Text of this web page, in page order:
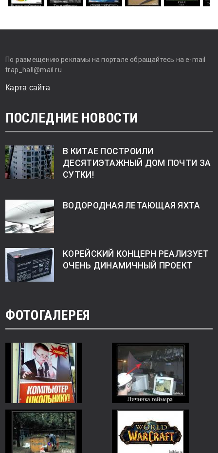
По размещению рекламы на портале обращайтесь на e-mail
trap_hall@mail.ru
Карта сайта
ПОСЛЕДНИЕ НОВОСТИ
В КИТАЕ ПОСТРОИЛИ
ДЕСЯТИЭТАЖНЫЙ ДОМ ПОЧТИ ЗА
СУТКИ!
ВОДОРОДНАЯ ЛЕТАЮЩАЯ ЯХТА
КОРЕЙСКИЙ КОНЦЕРН РЕАЛИЗУЕТ
ОЧЕНЬ ДИНАМИЧНЫЙ ПРОЕКТ
ФОТОГАЛЕРЕЯ